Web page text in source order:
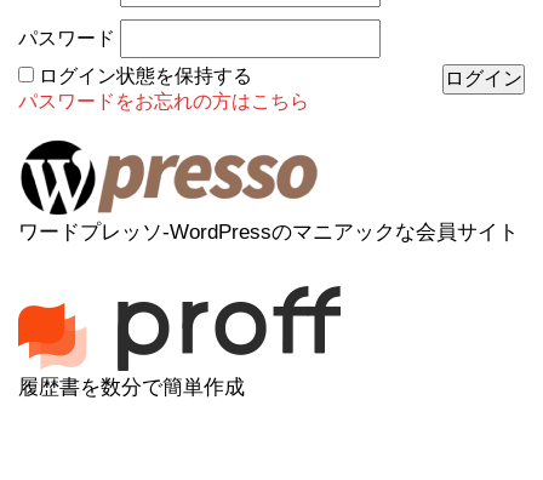
パスワード
ログイン状態を保持する
パスワードをお忘れの方はこちら
ワードプレッソ-WordPressのマニアックな会員サイト
履歴書を数分で簡単作成